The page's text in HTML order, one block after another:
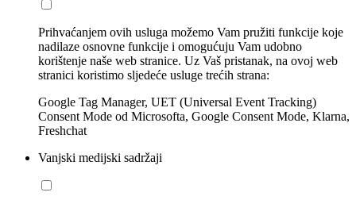
Prihvaćanjem ovih usluga možemo Vam pružiti funkcije koje
nadilaze osnovne funkcije i omogućuju Vam udobno
korištenje naše web stranice. Uz Vaš pristanak, na ovoj web
stranici koristimo sljedeće usluge trećih strana:
Google Tag Manager, UET (Universal Event Tracking)
Consent Mode od Microsofta, Google Consent Mode, Klarna,
Freshchat
Vanjski medijski sadržaji